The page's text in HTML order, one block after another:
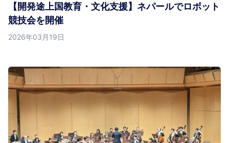
【開発途上国教育・文化支援】ネパールでロボット
競技会を開催
2026年03月19日